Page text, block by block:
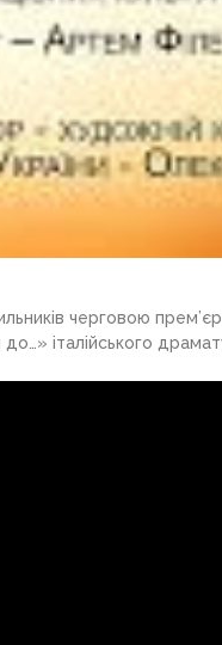
черговою
італійського